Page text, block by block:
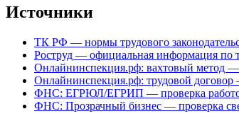
Источники
ТК РФ — нормы трудового
Роструд — официальная информация по
Онлайнинспекция.рф: вахтовый метод —
Онлайнинспекция.рф: трудовой договор
ФНС: ЕГРЮЛ/ЕГРИП — проверка
ФНС: Прозрачный бизнес — проверка